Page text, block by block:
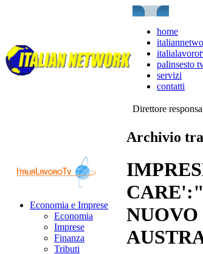
home
palinsesto
servizi
contatti
Direttore
Economia e Imprese
Economia
Imprese
Finanza
Tributi
Archivio